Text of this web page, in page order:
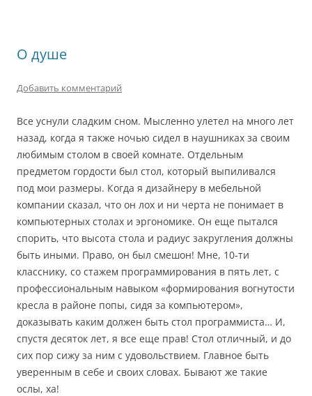
О душе
Добавить комментарий
Все уснули сладким сном. Мысленно улетел на много лет
назад, когда я также ночью сидел в наушниках за своим
любимым столом в своей комнате. Отдельным
предметом гордости был стол, который выпиливался
под мои размеры. Когда я дизайнеру в мебельной
компании сказал, что он лох и ни черта не понимает в
компьютерных столах и эргономике. Он еще пытался
спорить, что высота стола и радиус закругления должны
быть иными. Право, он был смешон! Мне, 10-ти
класснику, со стажем программирования в пять лет, с
профессиональным навыком «формирования вогнутости
кресла в районе попы, сидя за компьютером»,
доказывать каким должен быть стол программиста… И,
спустя десяток лет, я все еще прав! Стол отличный, и до
сих пор сижу за ним с удовольствием. Главное быть
уверенным в себе и своих словах. Бывают же такие
ослы, ха!